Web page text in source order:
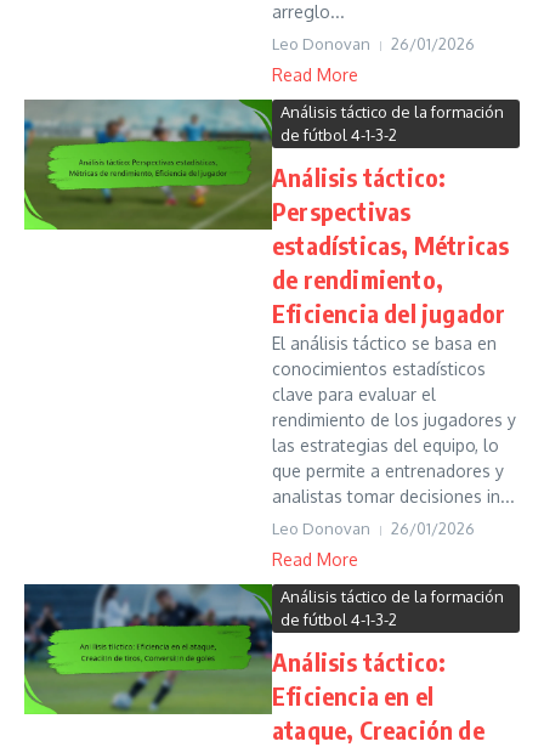
arreglo...
Leo Donovan 26/01/2026
Read More
Análisis táctico de la formación
de fútbol 4-1-3-2
Análisis táctico:
Perspectivas
estadísticas, Métricas
de rendimiento,
Eficiencia del jugador
El análisis táctico se basa en
conocimientos estadísticos
clave para evaluar el
rendimiento de los jugadores y
las estrategias del equipo, lo
que permite a entrenadores y
analistas tomar decisiones in...
Leo Donovan 26/01/2026
Read More
Análisis táctico de la formación
de fútbol 4-1-3-2
Análisis táctico:
Eficiencia en el
ataque, Creación de